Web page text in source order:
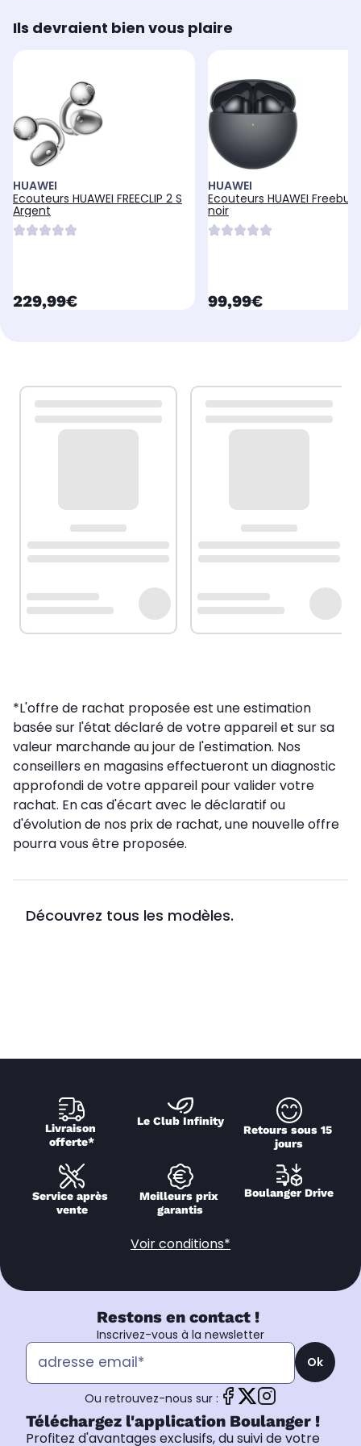
Ils devraient bien vous plaire
HUAWEI
Ecouteurs HUAWEI FREECLIP 2 S
Argent
currentPrice
229,99€
HUAWEI
Ecouteurs HUAWEI
noir
currentPrice
99,99€
*L'offre de rachat proposée est une estimation
basée sur l'état déclaré de votre appareil et sur sa
valeur marchande au jour de l'estimation. Nos
conseillers en magasins effectueront un diagnostic
approfondi de votre appareil pour valider votre
rachat. En cas d'écart avec le déclaratif ou
d'évolution de nos prix de rachat, une nouvelle offre
pourra vous être proposée.
Découvrez tous les modèles.
Livraison
offerte*
Le Club Infinity
Retours sous 15
jours
Service après
vente
Meilleurs prix
garantis
Boulanger Drive
Voir conditions*
Restons en contact !
Inscrivez-vous à la newsletter
Ok
Ou retrouvez-nous sur :
Téléchargez l'application Boulanger !
Profitez d'avantages exclusifs, du suivi de votre